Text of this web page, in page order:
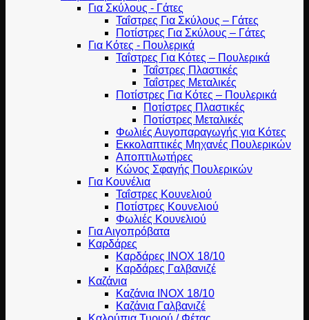
Για Σκύλους - Γάτες
Ταΐστρες Για Σκύλους – Γάτες
Ποτίστρες Για Σκύλους – Γάτες
Για Κότες - Πουλερικά
Ταΐστρες Για Κότες – Πουλερικά
Ταΐστρες Πλαστικές
Ταΐστρες Μεταλικές
Ποτίστρες Για Κότες – Πουλερικά
Ποτίστρες Πλαστικές
Ποτίστρες Μεταλικές
Φωλιές Αυγοπαραγωγής για Κότες
Εκκολαπτικές Μηχανές Πουλερικών
Αποπτιλωτήρες
Κώνος Σφαγής Πουλερικών
Για Κουνέλια
Ταΐστρες Κουνελιού
Ποτίστρες Κουνελιού
Φωλιές Κουνελιού
Για Αιγοπρόβατα
Καρδάρες
Καρδάρες INOX 18/10
Καρδάρες Γαλβανιζέ
Καζάνια
Καζάνια INOX 18/10
Καζάνια Γαλβανιζέ